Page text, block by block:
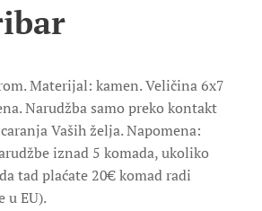
Materijal: kamen. Veličina 6x7
Narudžba samo preko kontakt
Vaših želja. Napomena:
iznad 5 komada, ukoliko
tad plaćate 20€ komad radi
u EU).